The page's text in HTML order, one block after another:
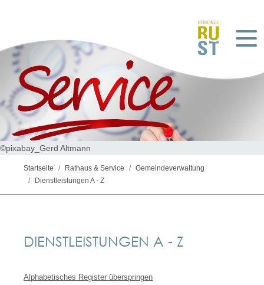
©pixabay_Gerd Altmann
Startseite Rathaus & Service
Gemeindeverwaltung
Dienstleistungen A - Z
DIENSTLEISTUNGEN A - Z
Alphabetisches Register überspringen